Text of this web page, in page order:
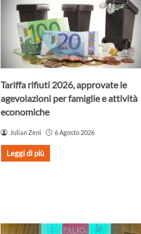
Tariffa rifiuti 2026, approvate le
agevolazioni per famiglie e attività
economiche
Julian Zeni 6 Agosto 2026
Leggi di più